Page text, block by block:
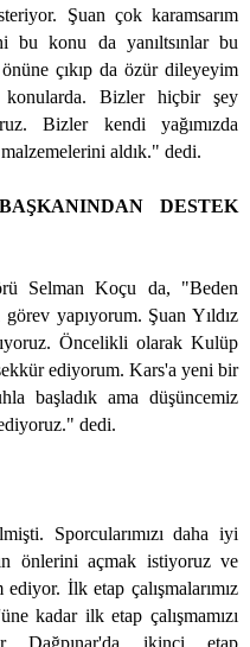
Şuan çok karamsarım
konu da yanıltsınlar bu
çıkıp da özür dileyeyim
Bizler hiçbir şey
Bizler kendi yağımızda
aldık." dedi.
DESTEK
Selman Koçu da, "Beden
yapıyorum. Şuan Yıldız
Öncelikli olarak Kulüp
ediyorum. Kars'a yeni bir
başladık ama düşüncemiz
dedi.
Sporcularımızı daha iyi
önlerini açmak istiyoruz ve
ediyor. İlk etap çalışmalarımız
kadar ilk etap çalışmamızı